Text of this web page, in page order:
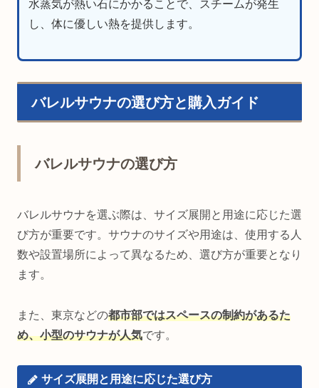
水蒸気が熱い石にかかることで、スチームが発生
し、体に優しい熱を提供します。
バレルサウナの選び方と購入ガイド
バレルサウナの選び方
バレルサウナを選ぶ際は、サイズ展開と用途に応じた選
び方が重要です。サウナのサイズや用途は、使用する人
数や設置場所によって異なるため、選び方が重要となり
ます。
また、東京などの都市部ではスペースの制約があるた
め、小型のサウナが人気です。
サイズ展開と用途に応じた選び方